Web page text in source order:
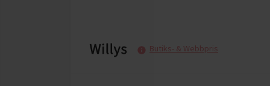
Butiks- & Webbpris